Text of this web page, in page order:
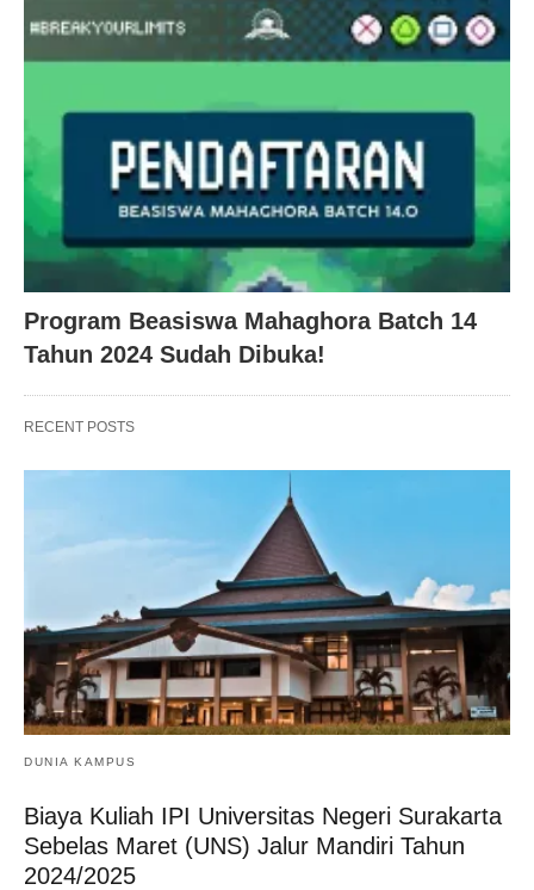
Program Beasiswa Mahaghora Batch 14
Tahun 2024 Sudah Dibuka!
RECENT POSTS
DUNIA KAMPUS
Biaya Kuliah IPI Universitas Negeri Surakarta
Sebelas Maret (UNS) Jalur Mandiri Tahun
2024/2025